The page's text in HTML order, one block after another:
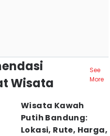
Wisata
See
More
Wisata Kawah
Putih Bandung:
Lokasi, Rute, Harga,